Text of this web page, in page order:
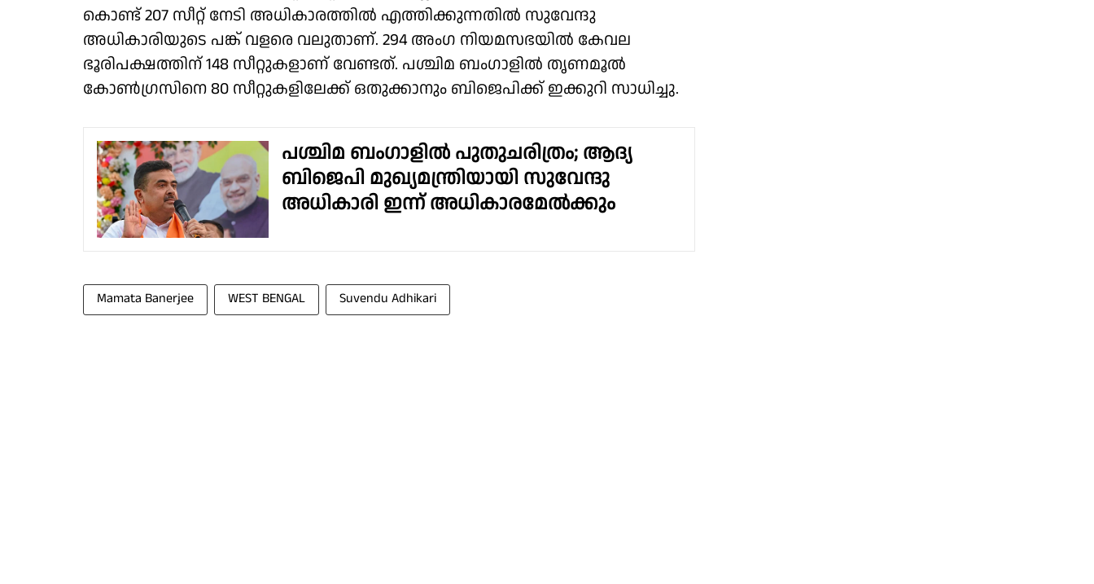
കൊണ്ട് 207 സീറ്റ് നേടി അധികാരത്തില്‍ എത്തിക്കുന്നതില്‍ സുവേന്ദു
അധികാരിയുടെ പങ്ക് വളരെ വലുതാണ്. 294 അംഗ നിയമസഭയില്‍ കേവല
ഭൂരിപക്ഷത്തിന് 148 സീറ്റുകളാണ് വേണ്ടത്. പശ്ചിമ ബംഗാളില്‍ തൃണമൂല്‍
കോണ്‍ഗ്രസിനെ 80 സീറ്റുകളിലേക്ക് ഒതുക്കാനും ബിജെപിക്ക് ഇക്കുറി സാധിച്ചു.
പശ്ചിമ ബംഗാളിൽ പുതുചരിത്രം; ആദ്യ
ബിജെപി മുഖ്യമന്ത്രിയായി സുവേന്ദു
അധികാരി ഇന്ന് അധികാരമേൽക്കും
Mamata Banerjee WEST BENGAL Suvendu Adhikari